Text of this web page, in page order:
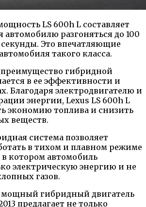
LS 600h L составляет
автомобилю разгоняться до 100
секунды. Это впечатляющие
такого класса.
преимущество гибридной
в ее эффективности и
Благодаря электродвигателю и
энергии, Lexus LS 600h L
экономию топлива и снизить
веществ.
система позволяет
в тихом и плавном режиме
котором автомобиль
электрическую энергию и не
газов.
мощный гибридный двигатель
предлагает не только